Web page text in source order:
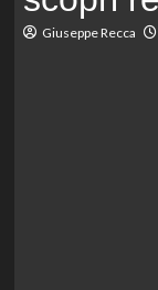
Giuseppe Recca